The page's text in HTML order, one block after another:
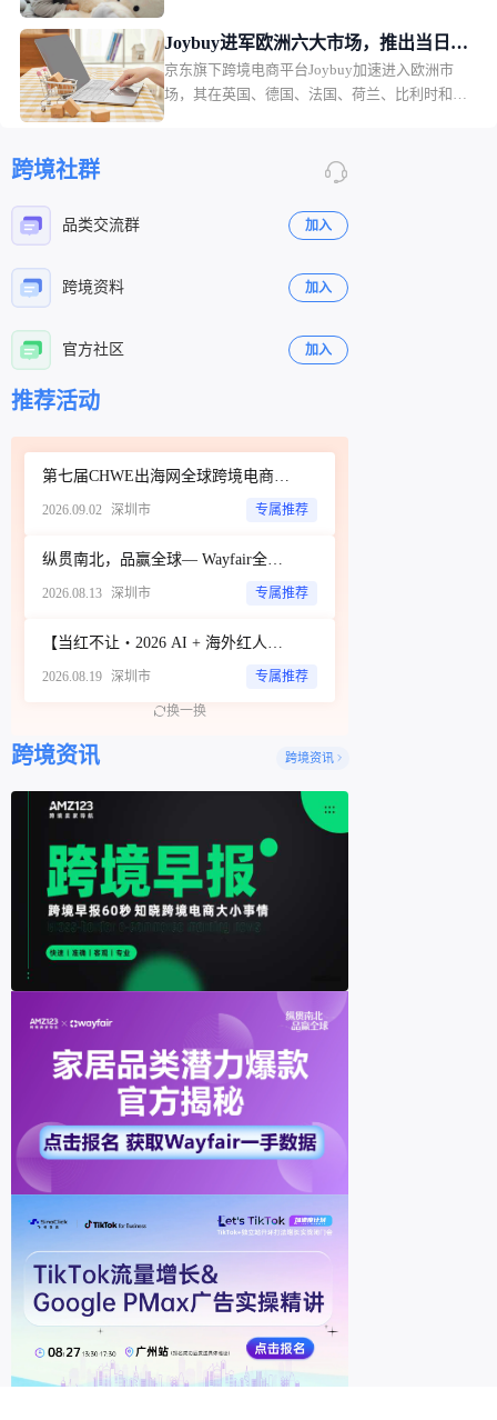
售额49.36万美元，销量2.2万。
Joybuy进军欧洲六大市场，推出当日配
送和低价会员模式
京东旗下跨境电商平台Joybuy加速进入欧洲市
场，其在英国、德国、法国、荷兰、比利时和卢
跨境社群
品类交流群 加入
跨境资料 加入
官方社区 加入
立即扫码咨询 立即扫码咨询
推荐活动
第七届CHWE出海网全球跨境电商展（深圳）秋季展
2026.09.02 深圳市 专属推荐
纵贯南北，品赢全球— Wayfair全品类招商城市巡回Workshop（深圳站）
2026.08.13 深圳市 专属推荐
【当红不让・2026 AI + 海外红人营销大会暨 WotoHub 卖家大会】
2026.08.19 深圳市 专属推荐
换一换
跨境资讯 跨境资讯